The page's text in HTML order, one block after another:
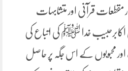
قرآنی اور متشابہات
اکابرحبیب خدا ﷺ کی اتباع کی
محبوبوں کے اس جگہ پر حاصل